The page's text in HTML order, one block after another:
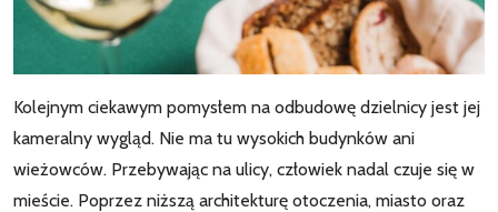
Kolejnym ciekawym pomysłem na odbudowę dzielnicy jest jej
kameralny wygląd. Nie ma tu wysokich budynków ani
wieżowców. Przebywając na ulicy, człowiek nadal czuje się w
mieście. Poprzez niższą architekturę otoczenia, miasto oraz